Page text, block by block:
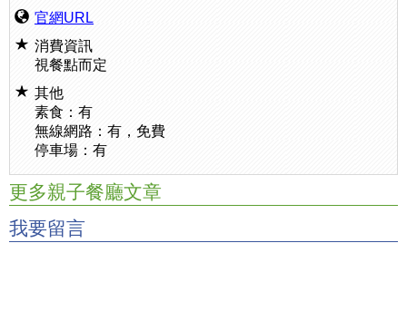
官網URL
消費資訊
視餐點而定
其他
素食：有
無線網路：有，免費
停車場：有
更多親子餐廳文章
我要留言